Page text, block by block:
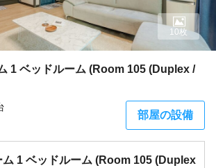
1 ベッドルーム (Room 105 (Duplex /
部屋の設備
10枚
ム 1 ベッドルーム (Room 105 (Duplex